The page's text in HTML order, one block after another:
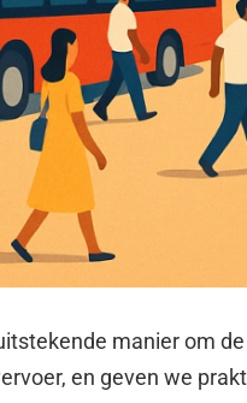
manier om
en geven we